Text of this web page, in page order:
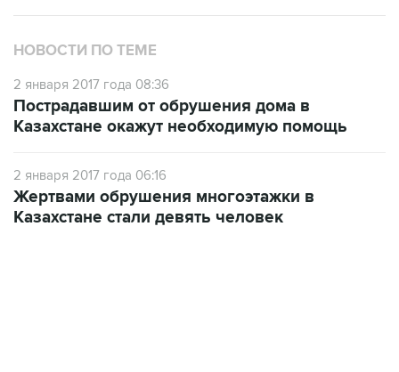
НОВОСТИ ПО ТЕМЕ
2 января 2017 года 08:36
Пострадавшим от обрушения дома в
Казахстане окажут необходимую помощь
2 января 2017 года 06:16
Жертвами обрушения многоэтажки в
Казахстане стали девять человек